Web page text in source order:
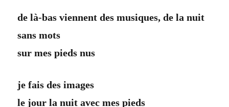
de là-bas viennent des musiques, de la nuit
sans mots
sur mes pieds nus
je fais des images
le jour la nuit avec mes pieds